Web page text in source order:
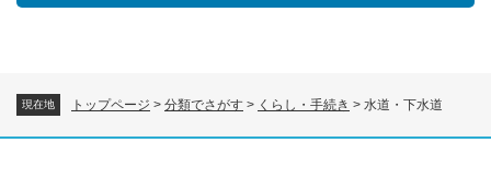
現在地 トップページ > 分類でさがす > くらし・手続き > 水道・下水道